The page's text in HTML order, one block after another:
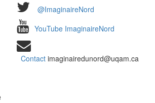
@ImaginaireNord
YouTube ImaginaireNord
Contactimaginairedunord@uqam.ca